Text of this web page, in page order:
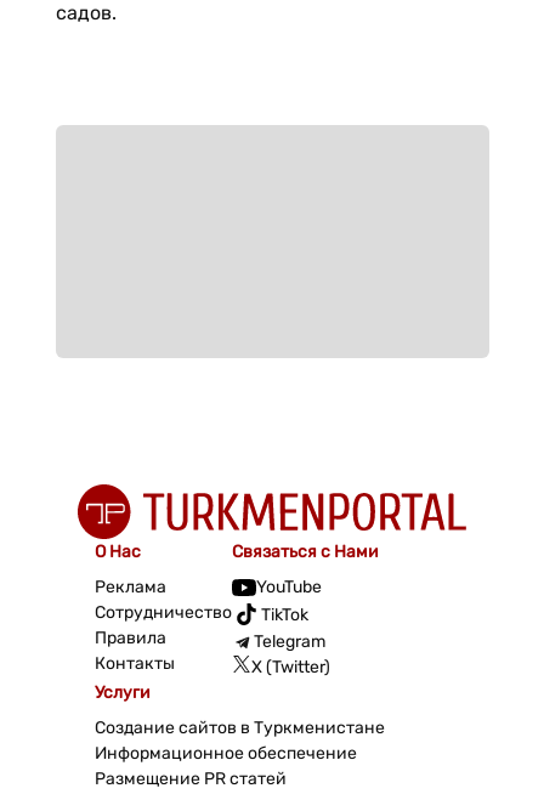
садов.
О Нас
Реклама
Сотрудничество
Правила
Контакты
Связаться с Нами
YouTube
TikTok
Telegram
X (Twitter)
Услуги
Создание сайтов в Туркменистане
Информационное обеспечение
Размещение PR статей